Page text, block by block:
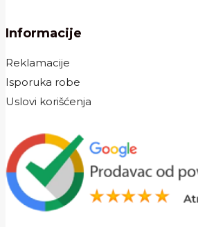
Informacije
Reklamacije
Isporuka robe
Uslovi korišćenja